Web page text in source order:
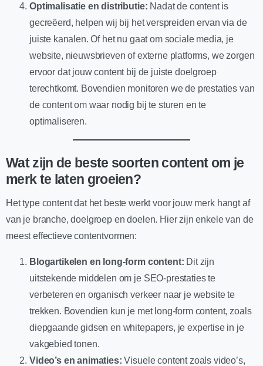
Optimalisatie en distributie: Nadat de content is
gecreëerd, helpen wij bij het verspreiden ervan via de
juiste kanalen. Of het nu gaat om sociale media, je
website, nieuwsbrieven of externe platforms, we zorgen
ervoor dat jouw content bij de juiste doelgroep
terechtkomt. Bovendien monitoren we de prestaties van
de content om waar nodig bij te sturen en te
optimaliseren.
Wat zijn de beste soorten content om je
merk te laten groeien?
Het type content dat het beste werkt voor jouw merk hangt af
van je branche, doelgroep en doelen. Hier zijn enkele van de
meest effectieve contentvormen:
Blogartikelen en long-form content: Dit zijn
uitstekende middelen om je SEO-prestaties te
verbeteren en organisch verkeer naar je website te
trekken. Bovendien kun je met long-form content, zoals
diepgaande gidsen en whitepapers, je expertise in je
vakgebied tonen.
Video’s en animaties: Visuele content zoals video’s,